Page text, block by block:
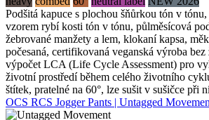
Podšitá kapuce s plochou šňůrkou tón v
vzorem rybí kosti tón v tónu, půlměsícová
žebrované manžety a lem, klokaní kapsa,
počesaná, certifikovaná veganská výroba
výpočet LCA (Life Cycle Assessment) pro
životní prostředí během celého životního
štítek, pratelné na 60°, lze sušit v sušičce při
OCS RCS Jogger Pants | Untagged